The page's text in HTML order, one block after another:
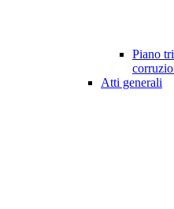
Piano
Atti generali